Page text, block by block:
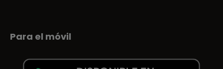
Para el móvil